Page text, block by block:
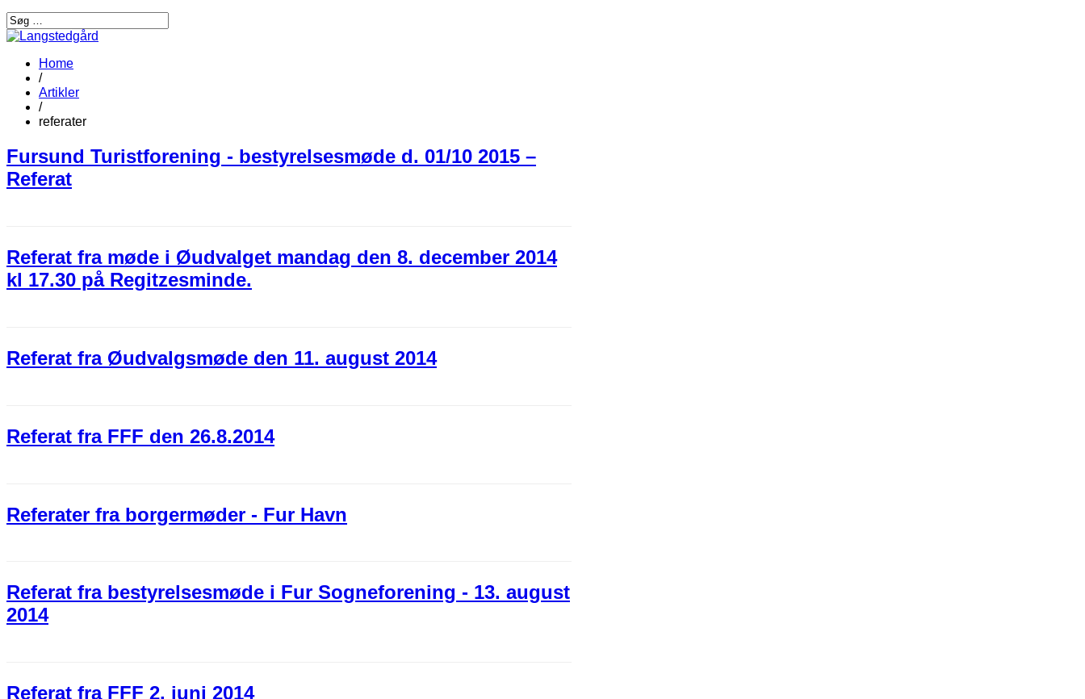
Home
/
Artikler
/
referater
Fursund Turistforening - bestyrelsesmøde d. 01/10 2015 –
Referat
Referat fra møde i Øudvalget mandag den 8. december 2014
kl 17.30 på Regitzesminde.
Referat fra Øudvalgsmøde den 11. august 2014
Referat fra FFF den 26.8.2014
Referater fra borgermøder - Fur Havn
Referat fra bestyrelsesmøde i Fur Sogneforening - 13. august
2014
Referat fra FFF 2. juni 2014